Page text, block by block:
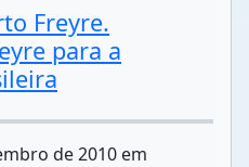
Freyre.
para a
de 2010 em